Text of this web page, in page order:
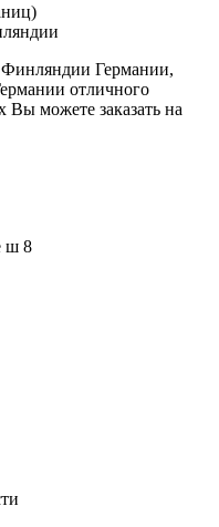
Германии,
отличного
Вы можете заказать на
ш 8